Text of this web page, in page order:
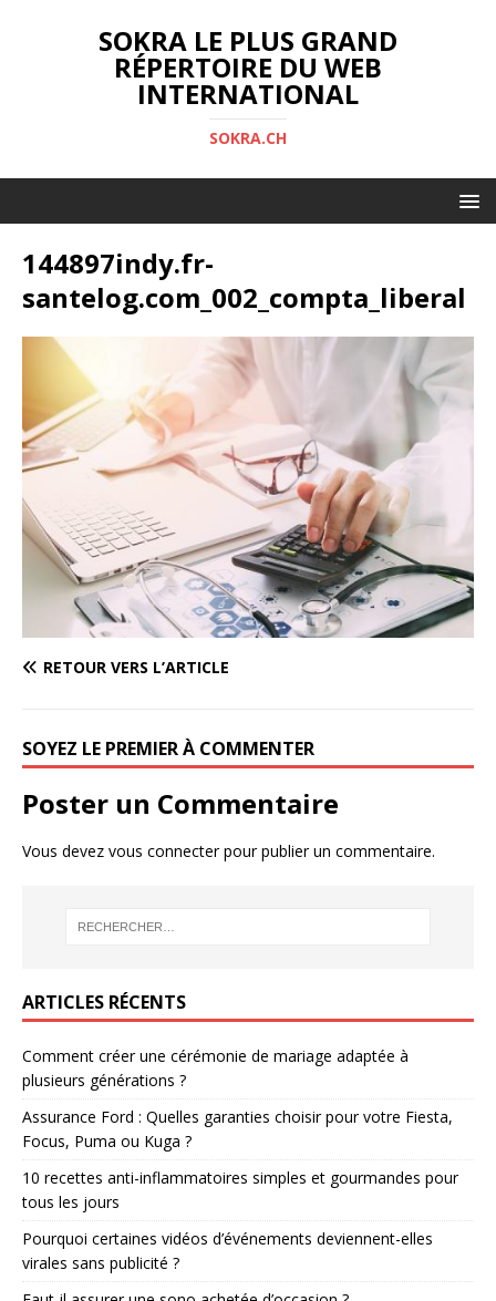
SOKRA LE PLUS GRAND
RÉPERTOIRE DU WEB
INTERNATIONAL
SOKRA.CH
144897indy.fr-
santelog.com_002_compta_liberal
RETOUR VERS L’ARTICLE
SOYEZ LE PREMIER À COMMENTER
Poster un Commentaire
Vous devez vous connecterpour publier un commentaire.
ARTICLES RÉCENTS
Comment créer une cérémonie de mariage adaptée à
plusieurs générations ?
Assurance Ford : Quelles garanties choisir pour votre Fiesta,
Focus, Puma ou Kuga ?
10 recettes anti-inflammatoires simples et gourmandes pour
tous les jours
Pourquoi certaines vidéos d’événements deviennent-elles
virales sans publicité ?